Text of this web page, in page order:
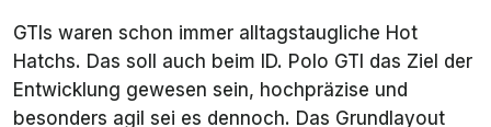
GTIs waren schon immer alltagstaugliche Hot
Hatchs. Das soll auch beim ID. Polo GTI das Ziel der
Entwicklung gewesen sein, hochpräzise und
besonders agil sei es dennoch. Das Grundlayout